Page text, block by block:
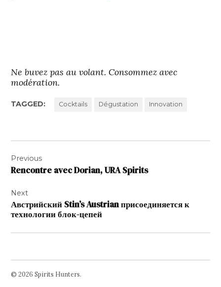
Ne buvez pas au volant. Consommez avec
modération.
TAGGED: Cocktails Dégustation Innovation
de
l’article
Previous
Rencontre avec Dorian, URA Spirits
Next
Австрийский Stin’s Austrian присоединяется к
технологии блок-цепей
© 2026 Spirits Hunters.